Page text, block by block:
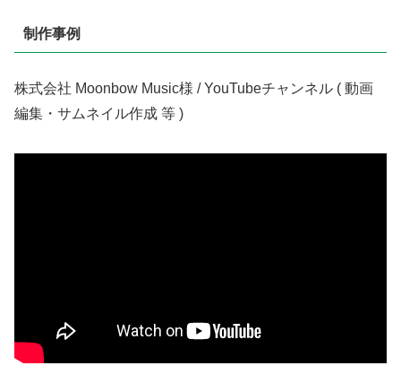
制作事例
株式会社 Moonbow Music様 / YouTubeチャンネル ( 動画
編集・サムネイル作成 等 )